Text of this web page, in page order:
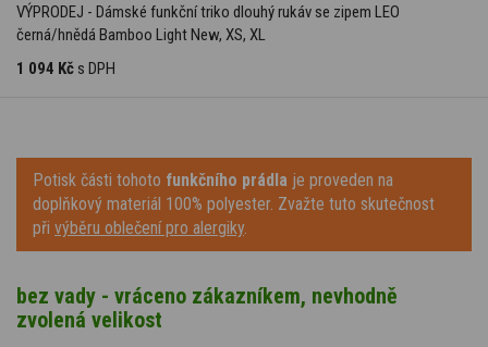
VÝPRODEJ - Dámské funkční triko dlouhý rukáv se zipem LEO
černá/hnědá Bamboo Light New, XS, XL
1 094 Kč s DPH
Potisk části tohoto funkčního prádla je proveden na
doplňkový materiál 100% polyester. Zvažte tuto skutečnost
při výběru oblečení pro alergiky.
bez vady - vráceno zákazníkem, nevhodně
zvolená velikost